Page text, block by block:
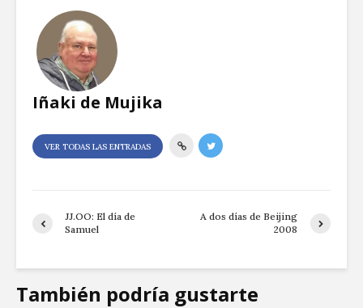
Iñaki de Mujika
VER TODAS LAS ENTRADAS
JJ.OO: El día de
Samuel
A dos días de Beijing
2008
También podría gustarte